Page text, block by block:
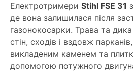
Електротримери Stihl FSE 31
де вона залишилася після
газонокосарки. Трава та дика
стін, сходів і вздовж
викладеним каменем та
допомогою потужного